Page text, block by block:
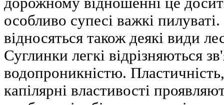
особливо супесі важкі
відносяться також деякі види
Суглинки легкі відрізняються
водопроникністю.
капілярні властивості